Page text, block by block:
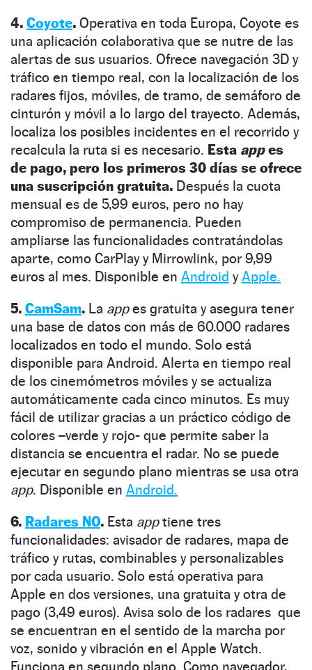
4. Coyote. Operativa en toda Europa, Coyote es
una aplicación colaborativa que se nutre de las
alertas de sus usuarios. Ofrece navegación 3D y
tráfico en tiempo real, con la localización de los
radares fijos, móviles, de tramo, de semáforo de
cinturón y móvil a lo largo del trayecto. Además,
localiza los posibles incidentes en el recorrido y
recalcula la ruta si es necesario. Esta appes
de pago, pero los primeros 30 días se ofrece
una suscripción gratuita. Después la cuota
mensual es de 5,99 euros, pero no hay
compromiso de permanencia. Pueden
ampliarse las funcionalidades contratándolas
aparte, como CarPlay y Mirrowlink, por 9,99
euros al mes. Disponible en Android yApple.
5. CamSam. La appes gratuita y asegura tener
una base de datos con más de 60.000 radares
localizados en todo el mundo. Solo está
disponible para Android. Alerta en tiempo real
de los cinemómetros móviles y se actualiza
automáticamente cada cinco minutos. Es muy
fácil de utilizar gracias a un práctico código de
colores –verde y rojo- que permite saber la
distancia se encuentra el radar. No se puede
ejecutar en segundo plano mientras se usa otra
app. Disponible en Android.
6. Radares NO. Esta apptiene tres
funcionalidades: avisador de radares, mapa de
tráfico y rutas, combinables y personalizables
por cada usuario. Solo está operativa para
Apple en dos versiones, una gratuita y otra de
pago (3,49 euros). Avisa solo de los radares que
se encuentran en el sentido de la marcha por
voz, sonido y vibración en el Apple Watch.
Funciona en segundo plano. Como navegador,